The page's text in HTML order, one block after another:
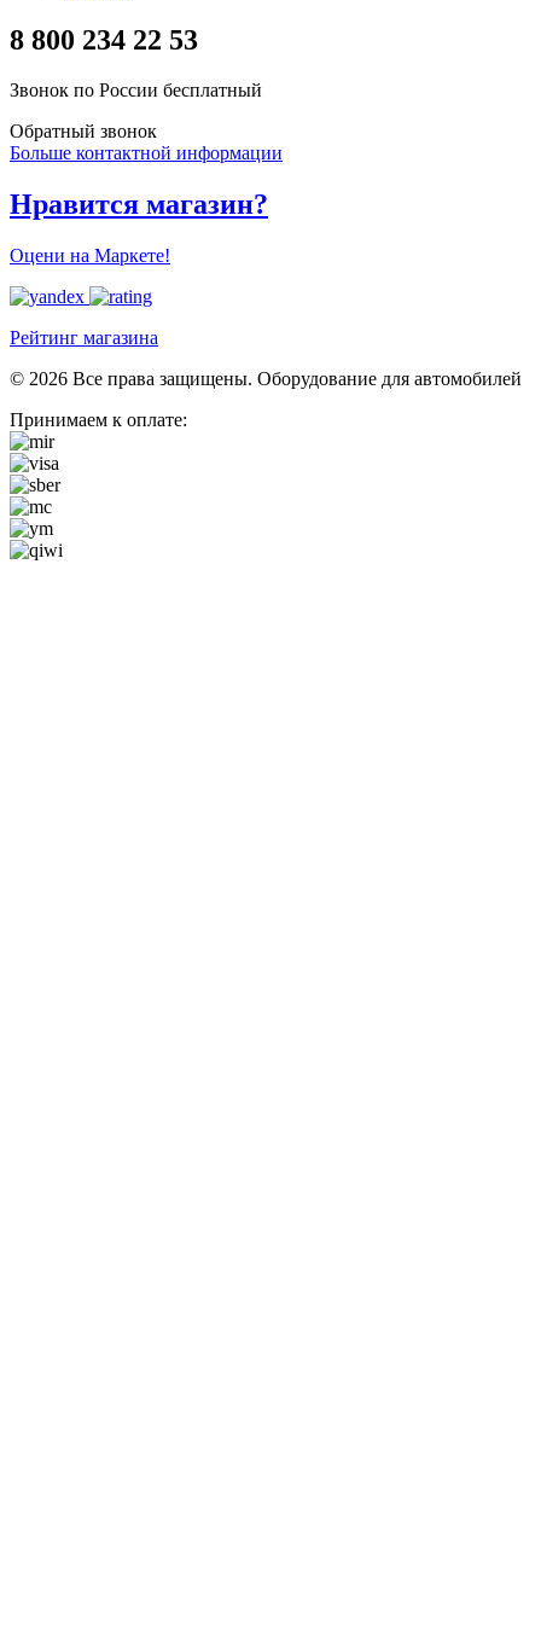
8 800 234 22 53
Звонок по России бесплатный
Обратный звонок
Больше контактной информации
Нравится магазин?
Оцени на Маркете!
Рейтинг магазина
© 2026 Все права защищены. Оборудование для автомобилей
Принимаем к оплате: